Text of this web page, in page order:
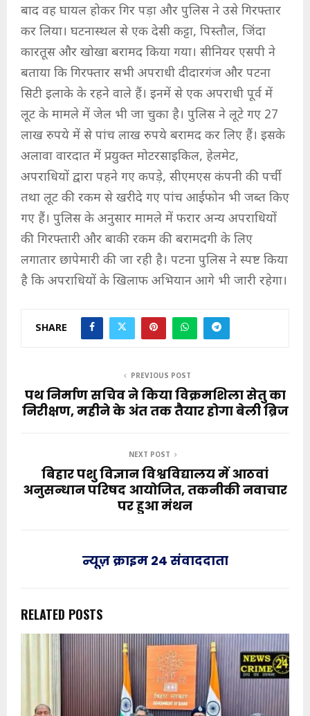
बाद वह घायल होकर गिर पड़ा और पुलिस ने उसे गिरफ्तार
कर लिया। घटनास्थल से एक देसी कट्टा, पिस्तौल, जिंदा
कारतूस और खोखा बरामद किया गया। सीनियर एसपी ने
बताया कि गिरफ्तार सभी अपराधी दीदारगंज और पटना
सिटी इलाके के रहने वाले हैं। इनमें से एक अपराधी पूर्व में
लूट के मामले में जेल भी जा चुका है। पुलिस ने लूटे गए 27
लाख रुपये में से पांच लाख रुपये बरामद कर लिए हैं। इसके
अलावा वारदात में प्रयुक्त मोटरसाइकिल, हेलमेट,
अपराधियों द्वारा पहने गए कपड़े, सीएमएस कंपनी की पर्ची
तथा लूट की रकम से खरीदे गए पांच आईफोन भी जब्त किए
गए हैं। पुलिस के अनुसार मामले में फरार अन्य अपराधियों
की गिरफ्तारी और बाकी रकम की बरामदगी के लिए
लगातार छापेमारी की जा रही है। पटना पुलिस ने स्पष्ट किया
है कि अपराधियों के खिलाफ अभियान आगे भी जारी रहेगा।
SHARE
PREVIOUS POST
पथ निर्माण सचिव ने किया विक्रमशिला सेतु का
निरीक्षण, महीने के अंत तक तैयार होगा बेली ब्रिज
NEXT POST
बिहार पशु विज्ञान विश्वविद्यालय में आठवां
अनुसन्धान परिषद आयोजित, तकनीकी नवाचार
पर हुआ मंथन
न्यूज़ क्राइम 24 संवाददाता
RELATED POSTS